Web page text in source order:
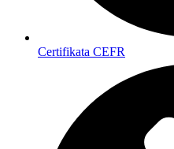
Certifikata CEFR